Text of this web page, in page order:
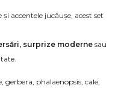
accentele jucăușe, acest set
surprize moderne sau
phalaenopsis, cale,